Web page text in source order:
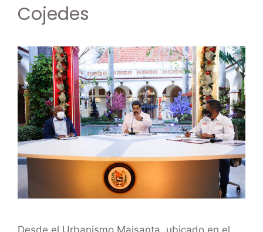
Cojedes
Desde el Urbanismo Maisanta, ubicado en el